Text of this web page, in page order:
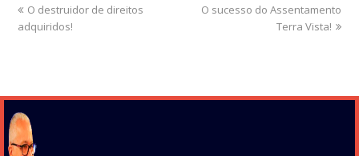
previous
post:
O destruidor de direitos
adquiridos!
next
O sucesso do Assentamento
Terra Vista!